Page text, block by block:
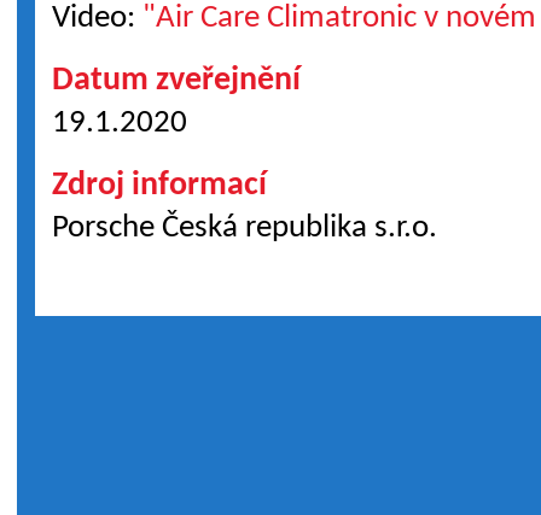
Video: "Air Care Climatronic v
Datum zveřejnění
19.1.2020
Zdroj informací
Porsche Česká republika s.r.o.